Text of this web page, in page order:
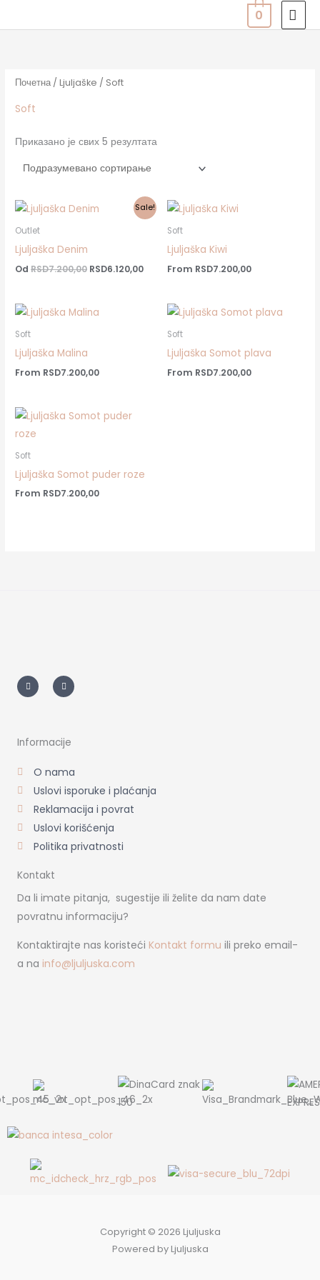
на
0
Почетна /Ljuljaške / Soft
Soft
Приказано је свих 5 резултата
Sale!
Outlet
Ljuljaška Denim
OdRSD7.200,00 RSD6.120,00
Soft
Ljuljaška Kiwi
From RSD7.200,00
Soft
Ljuljaška Malina
From RSD7.200,00
Soft
Ljuljaška Somot plava
From RSD7.200,00
Soft
Ljuljaška Somot puder roze
From RSD7.200,00
n
s
t
m
a
c
e
-
f
Informacije
O nama
Uslovi isporuke i plaćanja
Reklamacija i povrat
Uslovi korišćenja
Politika privatnosti
Kontakt
Da li imate pitanja, sugestije ili želite da nam date
povratnu informaciju?
Kontaktirajte nas koristeći Kontakt formu ili preko email-
a na info@ljuljuska.com
Copyright © 2026 Ljuljuska
Powered by Ljuljuska